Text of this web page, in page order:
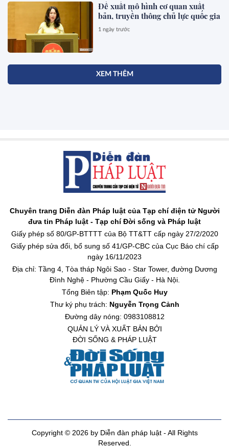
Đề xuất mô hình cơ quan xuất
bản, truyền thông chủ lực quốc gia
1 ngày trước
XEM THÊM
Chuyên trang Diễn đàn Pháp luật của Tạp chí điện tử Người
đưa tin Pháp luật - Tạp chí Đời sống và Pháp luật
Giấy phép số 80/GP-BTTTT của Bộ TT&TT cấp ngày 27/2/2020
Giấy phép sửa đổi, bổ sung số 41/GP-CBC của Cục Báo chí cấp
ngày 16/11/2023
Địa chỉ: Tầng 4, Tòa tháp Ngôi Sao - Star Tower, đường Dương
Đình Nghệ - Phường Cầu Giấy - Hà Nội.
Tổng Biên tập: Phạm Quốc Huy
Thư ký phụ trách: Nguyễn Trọng Cảnh
Đường dây nóng: 0983108812
QUẢN LÝ VÀ XUẤT BẢN BỞI
ĐỜI SỐNG & PHÁP LUẬT
Copyright © 2026 by Diễn đàn pháp luật - All Rights
Reserved.